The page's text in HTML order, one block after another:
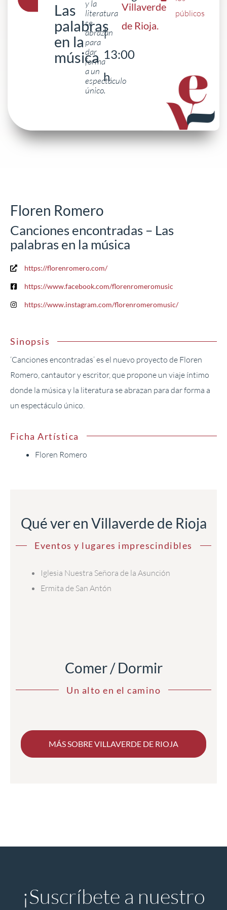
Las
palabras
en la
música
y la
literatura
se
abrazan
para
dar
forma
a un
espectáculo
único.
|
13:00
h
Villaverde
de Rioja.
públicos
Floren Romero
Canciones encontradas – Las
palabras en la música
https://florenromero.com/
https://www.facebook.com/florenromeromusic
https://www.instagram.com/florenromeromusic/
Sinopsis
‘Canciones encontradas’ es el nuevo proyecto de Floren
Romero, cantautor y escritor, que propone un viaje íntimo
donde la música y la literatura se abrazan para dar forma a
un espectáculo único.
Ficha Artística
Floren Romero
Qué ver en Villaverde de Rioja
Eventos y lugares imprescindibles
Iglesia Nuestra Señora de la Asunción
Ermita de San Antón
Comer / Dormir
Un alto en el camino
MÁS SOBRE VILLAVERDE DE RIOJA
¡Suscríbete a nuestro